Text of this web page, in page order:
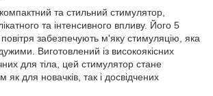
та стильний стимулятор,
та інтенсивного впливу. Його 5
повітря забезпечують м'яку стимуляцію, яка
Виготовлений із високоякісних
для тіла, цей стимулятор стане
як для новачків, так і досвідчених